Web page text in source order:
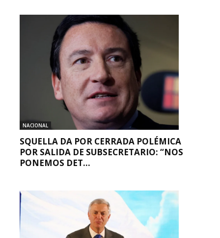
NACIONAL
SQUELLA DA POR CERRADA POLÉMICA
POR SALIDA DE SUBSECRETARIO: “NOS
PONEMOS DET...